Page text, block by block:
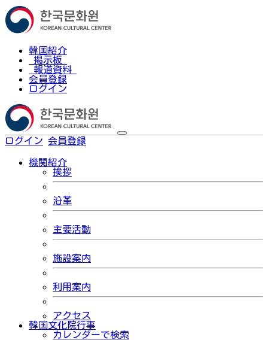
韓国紹介
掲示板
報道資料
会員登録
ログイン
ログイン 会員登録
機関紹介
挨拶
沿革
主要活動
施設案内
利用案内
アクセス
韓国文化院行事
カレンダーで検索